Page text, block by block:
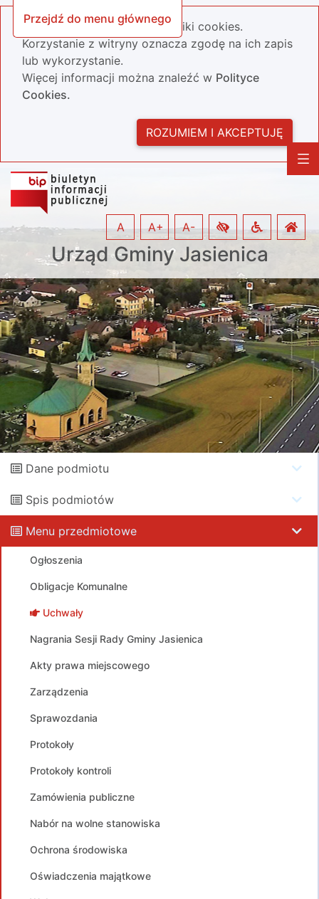
Przejdź do menu głównego
Nasza strona wykorzystuje pliki cookies.
Korzystanie z witryny oznacza zgodę na ich zapis
lub wykorzystanie.
Więcej informacji można znaleźć w Polityce
Cookies.
ROZUMIEM I AKCEPTUJĘ
Urząd Gminy Jasienica
A A+ A-
Dane podmiotu
Spis podmiotów
Menu przedmiotowe
Ogłoszenia
Obligacje Komunalne
Uchwały
Nagrania Sesji Rady Gminy Jasienica
Akty prawa miejscowego
Zarządzenia
Sprawozdania
Protokoły
Protokoły kontroli
Zamówienia publiczne
Nabór na wolne stanowiska
Ochrona środowiska
Oświadczenia majątkowe